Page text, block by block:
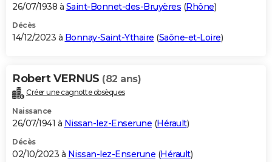
26/07/1938 à Saint-Bonnet-des-Bruyères (Rhône)
Décès
14/12/2023 à Bonnay-Saint-Ythaire (Saône-et-Loire)
Robert VERNUS (82 ans)
Créer une cagnotte obsèques
Naissance
26/07/1941 à Nissan-lez-Enserune (Hérault)
Décès
02/10/2023 à Nissan-lez-Enserune (Hérault)